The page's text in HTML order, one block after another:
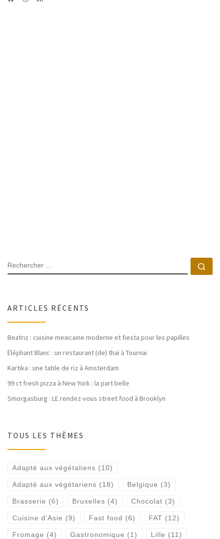
SEARCH
ARTICLES RÉCENTS
Beatriz : cuisine mexicaine moderne et fiesta pour les papilles
Éléphant Blanc : un restaurant (de) thaï à Tournai
Kartika : une table de riz à Amsterdam
99 ct fresh pizza à New York : la part belle
Smorgasburg : LE rendez-vous street food à Brooklyn
TOUS LES THÈMES
Adapté aux végétaliens (10)
Adapté aux végétariens (18) Belgique (3)
Brasserie (6) Bruxelles (4) Chocolat (3)
Cuisine d'Asie (9) Fast food (6) FAT (12)
Fromage (4) Gastronomique (1) Lille (11)